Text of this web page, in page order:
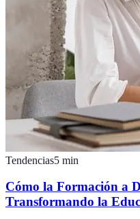
Tendencias5 min
Cómo la Formación a
Transformando la